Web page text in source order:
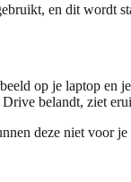
en dit
op je laptop
belandt, ziet
deze niet voor